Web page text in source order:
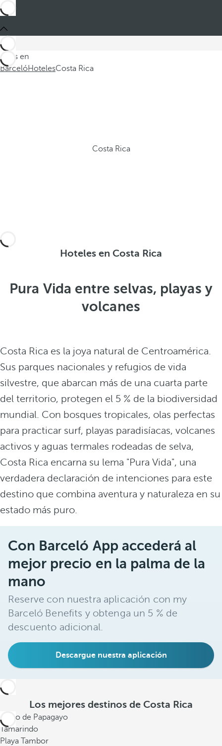
Estás en
BarcelóHotelesCosta Rica
Costa Rica
Hoteles en Costa Rica
Pura Vida entre selvas, playas y
volcanes
Costa Rica es la joya natural de Centroamérica.
Sus parques nacionales y refugios de vida
silvestre, que abarcan más de una cuarta parte
del territorio, protegen el 5 % de la biodiversidad
mundial. Con bosques tropicales, olas perfectas
para practicar surf, playas paradisíacas, volcanes
activos y aguas termales rodeadas de selva,
Costa Rica encarna su lema "Pura Vida", una
verdadera declaración de intenciones para este
destino que combina aventura y naturaleza en su
estado más puro.
Con Barceló App accederá al
mejor precio en la palma de la
mano
Reserve con nuestra aplicación con my
Barceló Benefits y obtenga un 5 % de
descuento adicional.
Descargue nuestra aplicación
Los mejores destinos de Costa Rica
Golfo de Papagayo
Tamarindo
Playa Tambor